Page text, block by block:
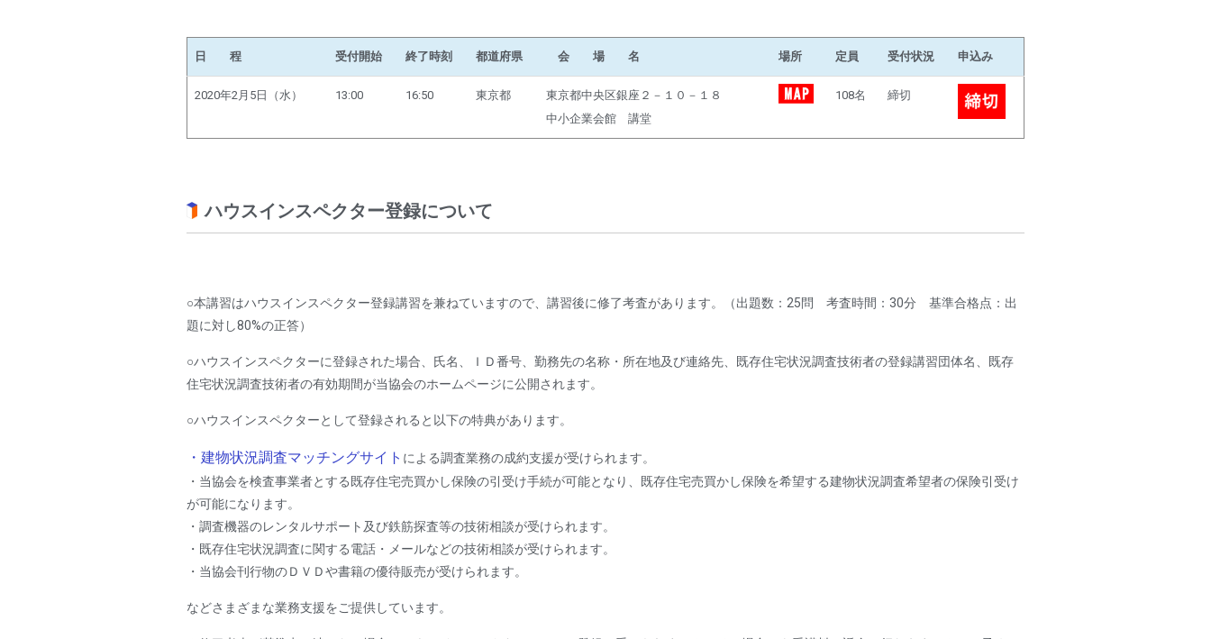
日 程 受付開始 終了時刻 都道府県 会 場 名 場所 定員 受付状況 申込み
2020年2月5日（水） 13:00 16:50 東京都
東京都中央区銀座２－１０－１８
中小企業会館 講堂
108名 締切
ハウスインスペクター登録について
○本講習はハウスインスペクター登録講習を兼ねていますので、講習後に修了考査があります。（出題数：25問 考査時間：30分 基準合格点：出
題に対し80%の正答）
○ハウスインスペクターに登録された場合、氏名、ＩＤ番号、勤務先の名称・所在地及び連絡先、既存住宅状況調査技術者の登録講習団体名、既存
住宅状況調査技術者の有効期間が当協会のホームページに公開されます。
○ハウスインスペクターとして登録されると以下の特典があります。
・建物状況調査マッチングサイト による調査業務の成約支援が受けられます。
・当協会を検査事業者とする既存住宅売買かし保険の引受け手続が可能となり、既存住宅売買かし保険を希望する建物状況調査希望者の保険引受け
が可能になります。
・調査機器のレンタルサポート及び鉄筋探査等の技術相談が受けられます。
・既存住宅状況調査に関する電話・メールなどの技術相談が受けられます。
・当協会刊行物のＤＶＤや書籍の優待販売が受けられます。
などさまざまな業務支援をご提供しています。